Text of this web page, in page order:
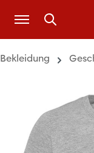
Zum Hauptinhalt
Bekleidung